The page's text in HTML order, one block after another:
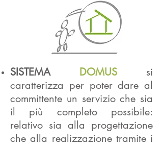
SISTEMA DOMUS si
caratterizza per poter dare al
committente un servizio che sia
il più completo possibile:
relativo sia alla progettazione
che alla realizzazione tramite i